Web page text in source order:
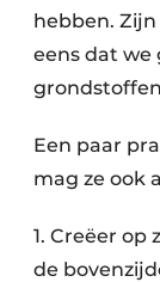
hebben.
eens dat we
Een paar
mag ze ook
1. Creëer
de